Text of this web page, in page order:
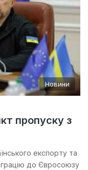
Новини
пропуску з
експорту та
до Євросоюзу